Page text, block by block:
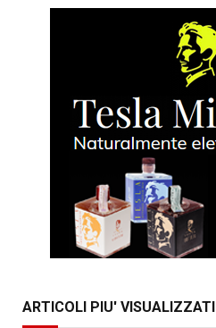
ARTICOLI PIU' VISUALIZZATI